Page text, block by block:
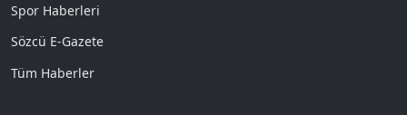
Spor Haberleri
Sözcü E-Gazete
Tüm Haberler